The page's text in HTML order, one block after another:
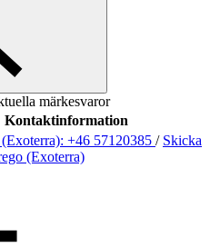
märkesvaror
Kontaktinformation
+46 57120385 / Skicka
(Exoterra)